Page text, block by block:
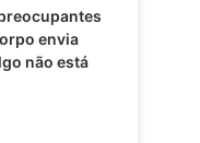
envia
não está